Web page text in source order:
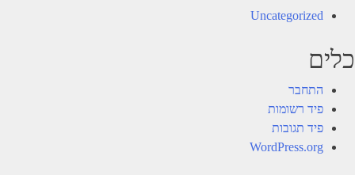
Uncategorized
כלים
התחבר
פיד רשומות
פיד תגובות
WordPress.org